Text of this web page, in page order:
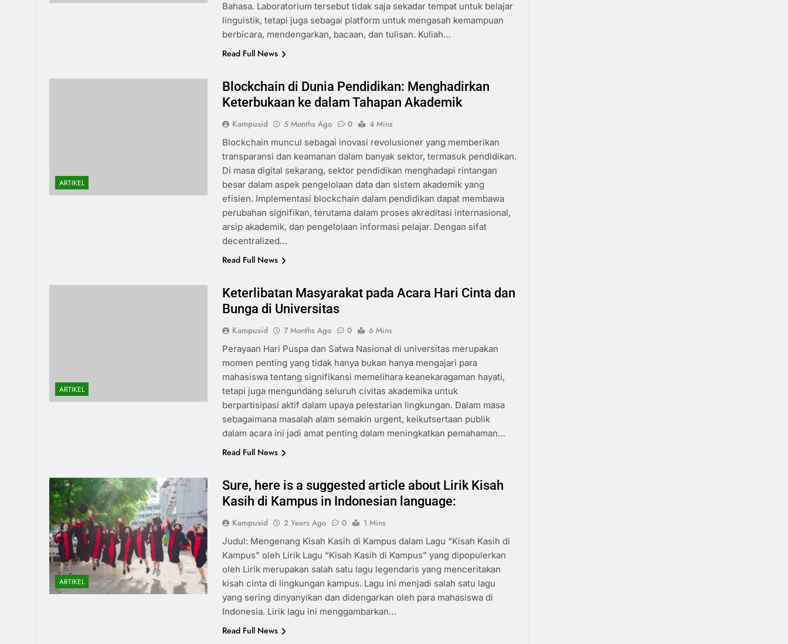
Bahasa. Laboratorium tersebut tidak saja sekadar tempat untuk belajar
linguistik, tetapi juga sebagai platform untuk mengasah kemampuan
berbicara, mendengarkan, bacaan, dan tulisan. Kuliah…
Read Full News
ARTIKEL
Blockchain di Dunia Pendidikan: Menghadirkan
Keterbukaan ke dalam Tahapan Akademik
Kampusid 5 Months Ago 0
4 Mins
Blockchain muncul sebagai inovasi revolusioner yang memberikan
transparansi dan keamanan dalam banyak sektor, termasuk pendidikan.
Di masa digital sekarang, sektor pendidikan menghadapi rintangan
besar dalam aspek pengelolaan data dan sistem akademik yang
efisien. Implementasi blockchain dalam pendidikan dapat membawa
perubahan signifikan, terutama dalam proses akreditasi internasional,
arsip akademik, dan pengelolaan informasi pelajar. Dengan sifat
decentralized…
Read Full News
ARTIKEL
Keterlibatan Masyarakat pada Acara Hari Cinta dan
Bunga di Universitas
Kampusid 7 Months Ago 0
6 Mins
Perayaan Hari Puspa dan Satwa Nasional di universitas merupakan
momen penting yang tidak hanya bukan hanya mengajari para
mahasiswa tentang signifikansi memelihara keanekaragaman hayati,
tetapi juga mengundang seluruh civitas akademika untuk
berpartisipasi aktif dalam upaya pelestarian lingkungan. Dalam masa
sebagaimana masalah alam semakin urgent, keikutsertaan publik
dalam acara ini jadi amat penting dalam meningkatkan pemahaman…
Read Full News
ARTIKEL
Sure, here is a suggested article about Lirik Kisah
Kasih di Kampus in Indonesian language:
Kampusid 2 Years Ago 0
1 Mins
Judul: Mengenang Kisah Kasih di Kampus dalam Lagu “Kisah Kasih di
Kampus” oleh Lirik Lagu “Kisah Kasih di Kampus” yang dipopulerkan
oleh Lirik merupakan salah satu lagu legendaris yang menceritakan
kisah cinta di lingkungan kampus. Lagu ini menjadi salah satu lagu
yang sering dinyanyikan dan didengarkan oleh para mahasiswa di
Indonesia. Lirik lagu ini menggambarkan…
Read Full News